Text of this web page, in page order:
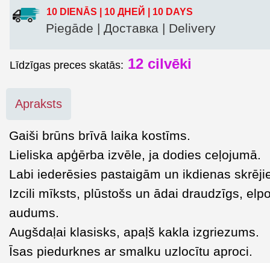
10 DIENĀS | 10 ДНЕЙ | 10 DAYS
Piegāde | Доставка | Delivery
Līdzīgas preces skatās: 12 cilvēki
Apraksts
Gaiši brūns brīvā laika kostīms.
Lieliska apģērba izvēle, ja dodies ceļojumā.
Labi iederēsies pastaigām un ikdienas
Izcili mīksts, plūstošs un ādai draudzīgs,
audums.
Augšdaļai klasisks, apaļš kakla izgriezums.
Īsas piedurknes ar smalku uzlocītu aproci.